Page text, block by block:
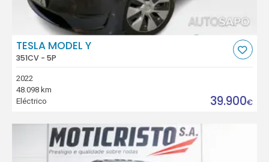
TESLA MODEL Y
351CV - 5P
2022
48.098 km
Eléctrico
39.900€